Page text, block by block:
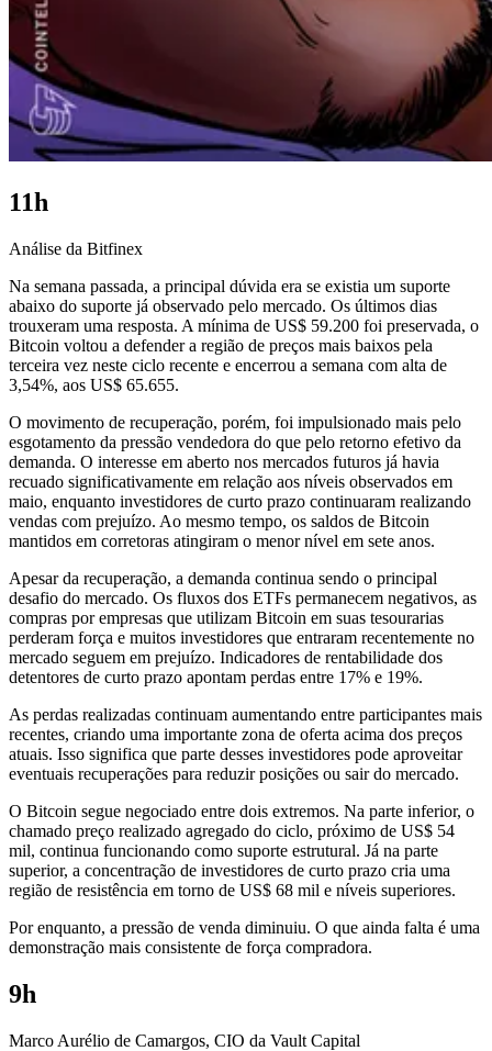
11h
Análise da Bitfinex
Na semana passada, a principal dúvida era se existia um suporte
abaixo do suporte já observado pelo mercado. Os últimos dias
trouxeram uma resposta. A mínima de US$ 59.200 foi preservada, o
Bitcoin voltou a defender a região de preços mais baixos pela
terceira vez neste ciclo recente e encerrou a semana com alta de
3,54%, aos US$ 65.655.
O movimento de recuperação, porém, foi impulsionado mais pelo
esgotamento da pressão vendedora do que pelo retorno efetivo da
demanda. O interesse em aberto nos mercados futuros já havia
recuado significativamente em relação aos níveis observados em
maio, enquanto investidores de curto prazo continuaram realizando
vendas com prejuízo. Ao mesmo tempo, os saldos de Bitcoin
mantidos em corretoras atingiram o menor nível em sete anos.
Apesar da recuperação, a demanda continua sendo o principal
desafio do mercado. Os fluxos dos ETFs permanecem negativos, as
compras por empresas que utilizam Bitcoin em suas tesourarias
perderam força e muitos investidores que entraram recentemente no
mercado seguem em prejuízo. Indicadores de rentabilidade dos
detentores de curto prazo apontam perdas entre 17% e 19%.
As perdas realizadas continuam aumentando entre participantes mais
recentes, criando uma importante zona de oferta acima dos preços
atuais. Isso significa que parte desses investidores pode aproveitar
eventuais recuperações para reduzir posições ou sair do mercado.
O Bitcoin segue negociado entre dois extremos. Na parte inferior, o
chamado preço realizado agregado do ciclo, próximo de US$ 54
mil, continua funcionando como suporte estrutural. Já na parte
superior, a concentração de investidores de curto prazo cria uma
região de resistência em torno de US$ 68 mil e níveis superiores.
Por enquanto, a pressão de venda diminuiu. O que ainda falta é uma
demonstração mais consistente de força compradora.
9h
Marco Aurélio de Camargos, CIO da Vault Capital